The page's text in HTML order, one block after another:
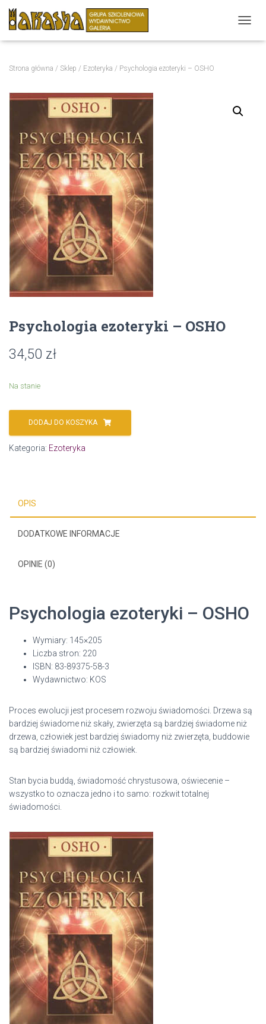
R
Strona główna / Sklep / Ezoteryka / Psychologia ezoteryki – OSHO
Psychologia ezoteryki – OSHO
34,50 zł
Na stanie
DODAJ DO KOSZYKA
Kategoria: Ezoteryka
OPIS
DODATKOWE INFORMACJE
OPINIE (0)
Psychologia ezoteryki – OSHO
Wymiary: 145×205
Liczba stron: 220
ISBN: 83-89375-58-3
Wydawnictwo: KOS
Proces ewolucji jest procesem rozwoju świadomości. Drzewa są
bardziej świadome niż skały, zwierzęta są bardziej świadome niż
drzewa, człowiek jest bardziej świadomy niż zwierzęta, buddowie
są bardziej świadomi niż człowiek.
Stan bycia buddą, świadomość chrystusowa, oświecenie –
wszystko to oznacza jedno i to samo: rozkwit totalnej
świadomości.